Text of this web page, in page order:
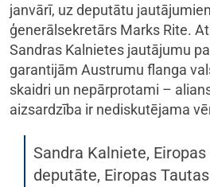
janvārī, uz deputātu
ģenerālsekretārs Marks Rite.
Sandras Kalnietes jautājumu
garantijām Austrumu flanga
skaidri un nepārprotami –
aizsardzība ir nediskutējama
Sandra Kalniete,
deputāte, Eiropas